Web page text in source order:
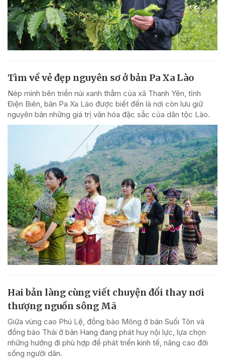
Tìm về vẻ đẹp nguyên sơ ở bản Pa Xa Lào
Nép mình bên triền núi xanh thẳm của xã Thanh Yên, tỉnh
Điện Biên, bản Pa Xa Lào được biết đến là nơi còn lưu giữ
nguyên bản những giá trị văn hóa đặc sắc của dân tộc Lào.
Hai bản làng cùng viết chuyện đổi thay nơi
thượng nguồn sông Mã
Giữa vùng cao Phú Lệ, đồng bào Mông ở bản Suối Tôn và
đồng bào Thái ở bản Hang đang phát huy nội lực, lựa chọn
những hướng đi phù hợp để phát triển kinh tế, nâng cao đời
sống người dân.